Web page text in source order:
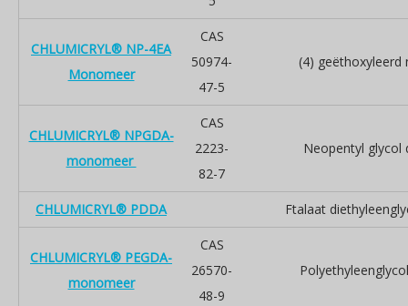
CHLUMICRYL® NP-4EA
Monomeer
CAS
50974-
47-5
(4) geëthoxyleerd
CHLUMICRYL® NPGDA-
monomeer
CAS
2223-
82-7
Neopentyl glycol
CHLUMICRYL® PDDA Ftalaat
CHLUMICRYL® PEGDA-
monomeer
CAS
26570-
48-9